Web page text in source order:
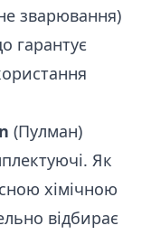
зварювання)
гарантує
(Пулман)
Як
хімічною
відбирає